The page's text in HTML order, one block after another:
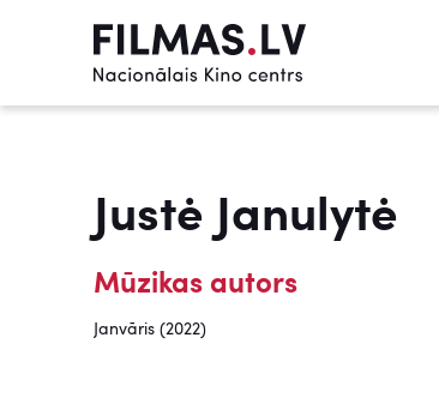
Justė Janulytė
Mūzikas autors
Janvāris (2022)